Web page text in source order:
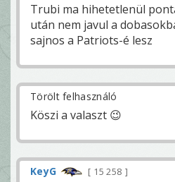
Trubi ma hihetetlenül
után nem javul a
sajnos a Patriots-é lesz
Törölt felhasználó
Köszi a valaszt 😉
KeyG
15 258